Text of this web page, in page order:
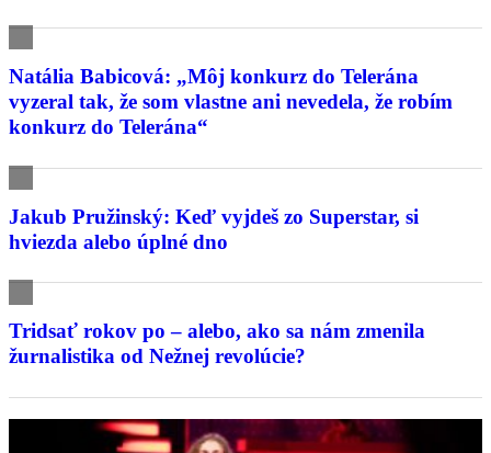
Natália Babicová: „Môj konkurz do Telerána
vyzeral tak, že som vlastne ani nevedela, že robím
konkurz do Telerána“
Jakub Pružinský: Keď vyjdeš zo Superstar, si
hviezda alebo úplné dno
Tridsať rokov po – alebo, ako sa nám zmenila
žurnalistika od Nežnej revolúcie?